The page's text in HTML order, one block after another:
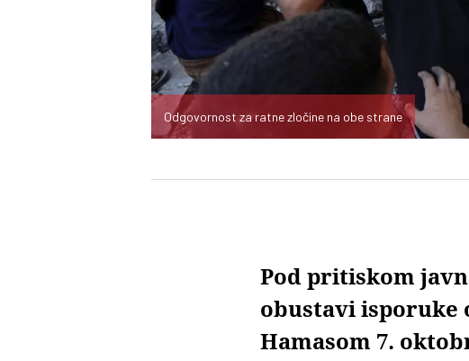
Odgovornost za ratne zločine na obe strane
Pod pritiskom
obustavi isporuke
Hamasom 7.